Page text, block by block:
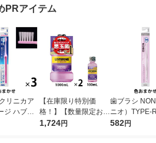
） ライオ
ライオン
PRアイテム
リニカア
ジ ハブラ
ンパクト
【在庫限り特別価
格！】【数量限定お得
セット】リステリン
1,724円
歯ブラシ
ニオ）TYPE-
つう 1セット
582円